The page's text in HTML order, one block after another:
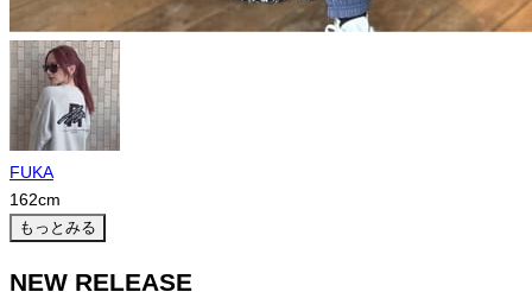
FUKA
162cm
もっとみる
NEW RELEASE